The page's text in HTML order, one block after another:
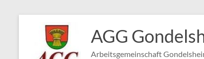
springen
AGG
Arbeitsgemeinschaft